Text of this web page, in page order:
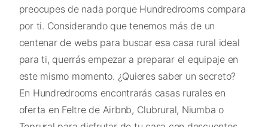
preocupes de nada porque Hundredrooms compara
por ti. Considerando que tenemos más de un
centenar de webs para buscar esa casa rural ideal
para ti, querrás empezar a preparar el equipaje en
este mismo momento. ¿Quieres saber un secreto?
En Hundredrooms encontrarás casas rurales en
oferta en Feltre de Airbnb, Clubrural, Niumba o